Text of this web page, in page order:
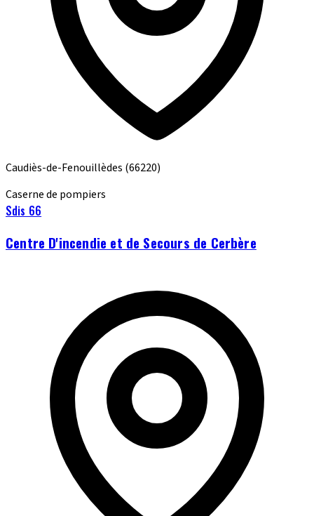
Caudiès-de-Fenouillèdes (66220)
Caserne de pompiers
Sdis 66
Centre D'incendie et de Secours de Cerbère